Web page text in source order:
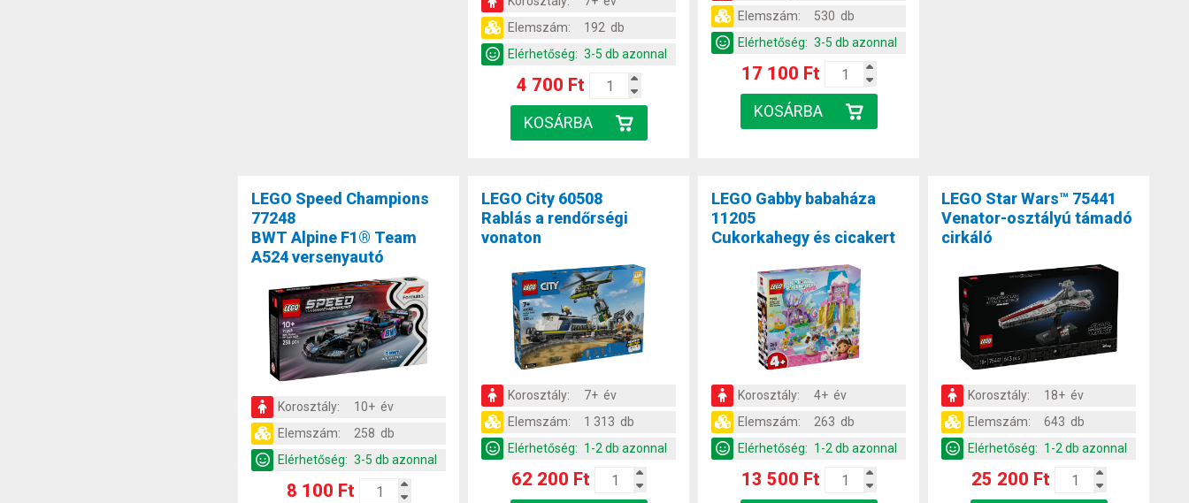
Elemszám:
192 db
Elérhetőség: 3-5 db azonnal
4 700 Ft
Elemszám:
530 db
Elérhetőség: 3-5 db azonnal
17 100 Ft
LEGO Speed Champions
77248
BWT Alpine F1® Team
A524 versenyautó
Korosztály:
10+ év
Elemszám:
258 db
Elérhetőség: 3-5 db azonnal
8 100 Ft
LEGO City 60508
Rablás a rendőrségi
vonaton
Korosztály:
7+ év
Elemszám:
1 313 db
Elérhetőség: 1-2 db azonnal
62 200 Ft
LEGO Gabby babaháza
11205
Cukorkahegy és cicakert
Korosztály:
4+ év
Elemszám:
263 db
Elérhetőség: 1-2 db azonnal
13 500 Ft
LEGO Star Wars™ 75441
Venator-osztályú támadó
cirkáló
Korosztály:
18+ év
Elemszám:
643 db
Elérhetőség: 1-2 db azonnal
25 200 Ft